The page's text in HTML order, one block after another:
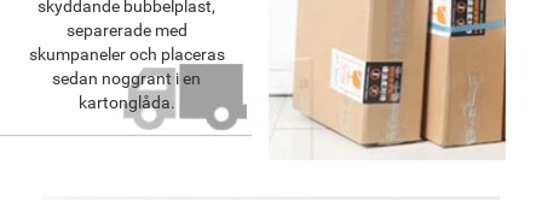
skyddande bubbelplast,
separerade med
skumpaneler och placeras
sedan noggrant i en
kartonglåda.